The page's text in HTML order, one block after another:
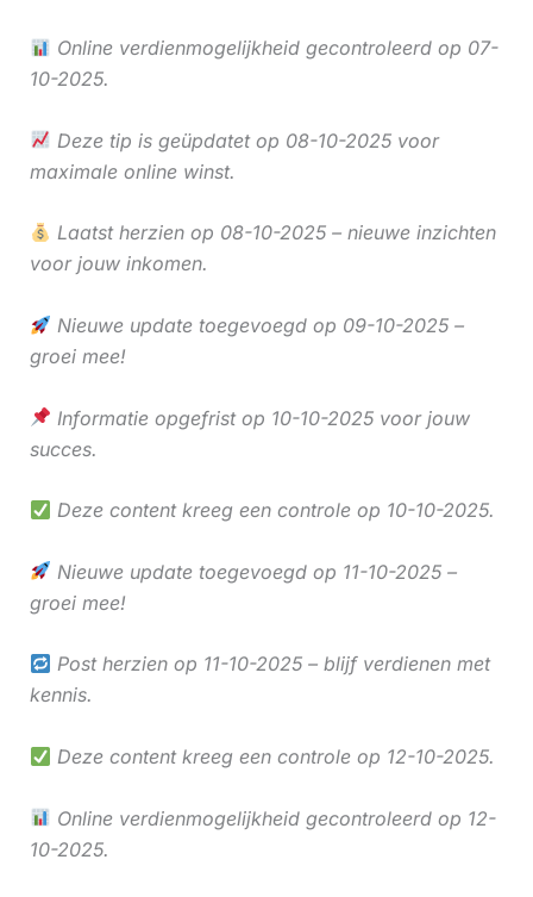
Online verdienmogelijkheid gecontroleerd op 07-
10-2025.
Deze tip is geüpdatet op 08-10-2025 voor
maximale online winst.
Laatst herzien op 08-10-2025 – nieuwe inzichten
voor jouw inkomen.
Nieuwe update toegevoegd op 09-10-2025 –
groei mee!
Informatie opgefrist op 10-10-2025 voor jouw
succes.
Deze content kreeg een controle op 10-10-2025.
Nieuwe update toegevoegd op 11-10-2025 –
groei mee!
Post herzien op 11-10-2025 – blijf verdienen met
kennis.
Deze content kreeg een controle op 12-10-2025.
Online verdienmogelijkheid gecontroleerd op 12-
10-2025.